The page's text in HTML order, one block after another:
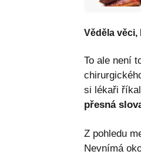
Věděla věci,
To ale není
si lékaři
přesná
Z pohledu
Nevnímá